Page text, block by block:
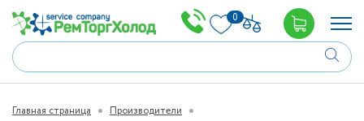
0
Главная страница Производители